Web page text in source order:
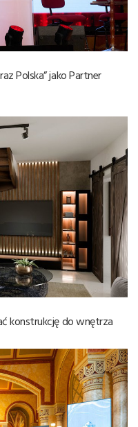
Polska” jako Partner
konstrukcję do wnętrza